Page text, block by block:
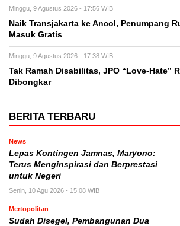
Minggu, 9 Agustus 2026 - 17:56 WIB
Naik Transjakarta ke Ancol, Penumpang
Masuk Gratis
Minggu, 9 Agustus 2026 - 17:38 WIB
Tak Ramah Disabilitas, JPO “Love-Hate”
Dibongkar
BERITA TERBARU
News
Lepas Kontingen Jamnas, Maryono:
Terus Menginspirasi dan Berprestasi
untuk Negeri
Senin, 10 Agu 2026 - 15:08 WIB
Mertopolitan
Sudah Disegel, Pembangunan Dua